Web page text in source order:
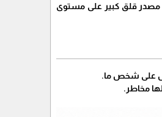
بنسبة 2 في المائة قابل للمقارنة مع جائحة الإنفلونزا الإسباني في عام 1918 ، لذا فهو مصدر قلق كبير على مستوى
على شخص ما.
مخاطر.